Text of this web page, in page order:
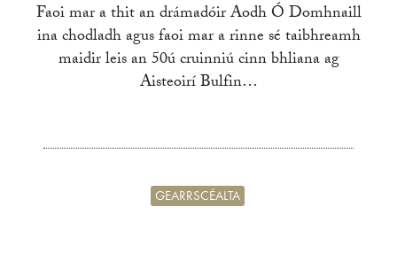
Faoi mar a thit an drámadóir Aodh Ó Domhnaill
ina chodladh agus faoi mar a rinne sé taibhreamh
maidir leis an 50ú cruinniú cinn bhliana ag
Aisteoirí Bulfin…
GEARRSCÉALTA